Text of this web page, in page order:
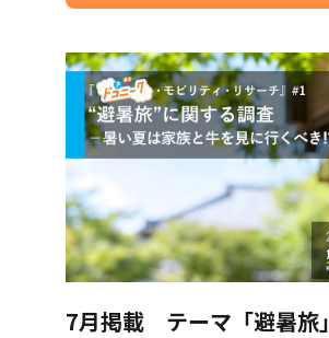
7月掲載 テーマ「避暑旅」